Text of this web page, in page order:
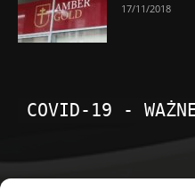
17/11/2018
COVID-19 -